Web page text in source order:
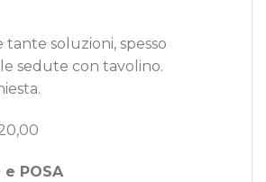
tante soluzioni, spesso
sedute con tavolino.
e POSA